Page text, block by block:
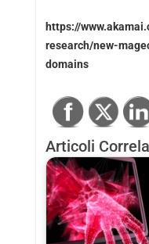
https://
research/new-
domains
Articoli